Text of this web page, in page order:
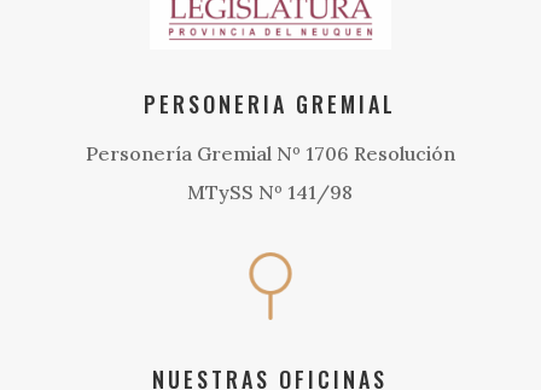
PERSONERIA GREMIAL
Personería Gremial Nº 1706 Resolución
MTySS Nº 141/98
NUESTRAS OFICINAS